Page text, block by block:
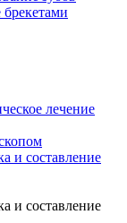
лечение
и составление
и составление